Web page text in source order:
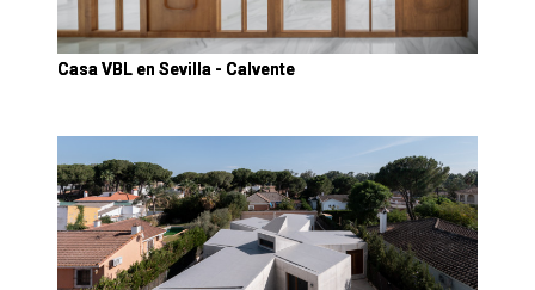
Casa VBL en Sevilla - Calvente